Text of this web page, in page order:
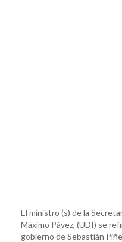
El ministro (s) de la
Máximo Pávez, (UDI) se
gobierno de Sebastián